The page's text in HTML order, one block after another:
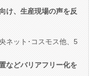
け、生産現場の声を反
ネット･コスモス他、5
などバリアフリー化を